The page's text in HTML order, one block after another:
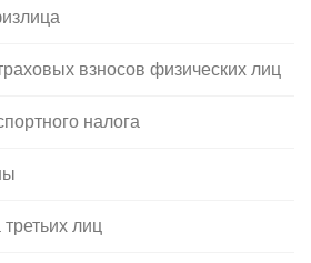
взносов физических лиц
налога
лиц